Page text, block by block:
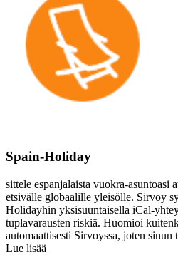
Spain-Holiday
sittele espanjalaista vuokra-asuntoasi
etsivälle globaalille yleisölle. Sirvoy
Holidayhin yksisuuntaisella iCal-
tuplavarausten riskiä. Huomioi
automaattisesti Sirvoyssa, joten sinun
Lue lisää